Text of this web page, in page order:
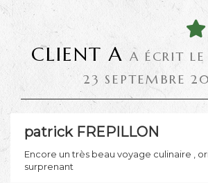
CLIENT A A ÉCRIT
23 SEPTEMBRE
patrick FREPILLON
Encore un très beau voyage culinaire ,
surprenant